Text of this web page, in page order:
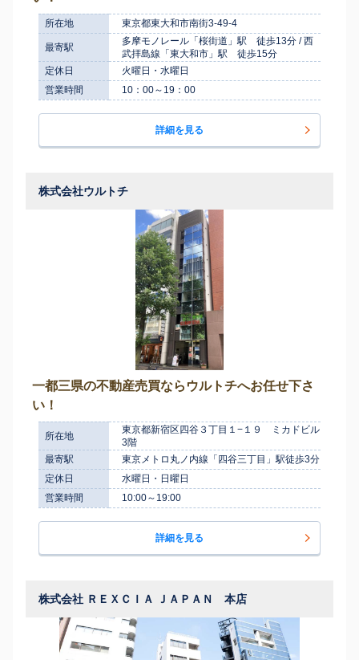
所在地 東京都東大和市南街3-49-4
最寄駅
多摩モノレール「桜街道」駅 徒歩13分 / 西
武拝島線「東大和市」駅 徒歩15分
定休日
火曜日・水曜日
営業時間
10：00～19：00
詳細を見る
株式会社ウルトチ
一都三県の不動産売買ならウルトチへお任せ下さ
い！
所在地
東京都新宿区四谷３丁目１−１９ ミカドビル
3階
最寄駅
東京メトロ丸ノ内線「四谷三丁目」駅徒歩3分
定休日
水曜日・日曜日
営業時間
10:00～19:00
詳細を見る
株式会社 ＲＥＸＣＩＡ ＪＡＰＡＮ 本店